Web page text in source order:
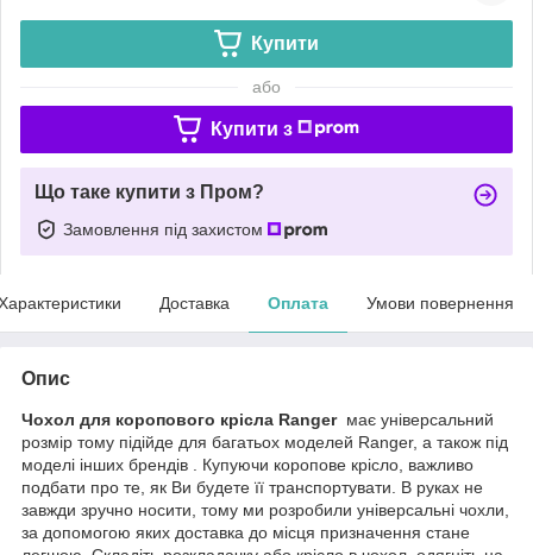
Купити
або
Купити з
Що таке купити з Пром?
Замовлення під захистом
Доставка Оплата Умови повернення
Опис
Чохол для коропового крісла Ranger має універсальний
розмір тому підійде для багатьох моделей Ranger, а також під
моделі інших брендів . Купуючи коропове крісло, важливо
подбати про те, як Ви будете її транспортувати. В руках не
завжди зручно носити, тому ми розробили універсальні чохли,
за допомогою яких доставка до місця призначення стане